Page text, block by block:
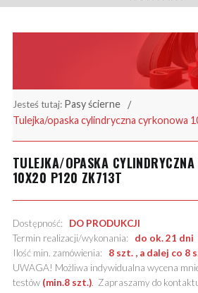
Jesteś tutaj: Pasy ścierne
Tulejka/opaska cylindryczna cyrkonowa
TULEJKA/OPASKA
10X20 P120 ZK713T
Dostępność: DO PRODUKCJI
Termin realizacji/wykonania: do ok. 21 dni
Ilość min. zamówienia: 8 szt. , a dalej co 8
UWAGA! Możliwa indywidualna wycena
testów (min.8 szt.). Zapraszamy do